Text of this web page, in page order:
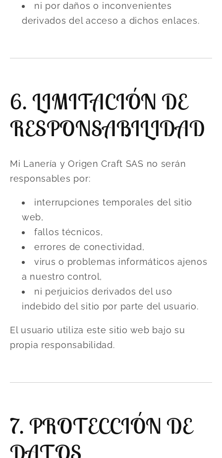
ni por daños o inconvenientes
derivados del acceso a dichos enlaces.
6. LIMITACIÓN DE
RESPONSABILIDAD
Mi Lanería y Origen Craft SAS no serán
responsables por:
interrupciones temporales del sitio
web,
fallos técnicos,
errores de conectividad,
virus o problemas informáticos ajenos
a nuestro control,
ni perjuicios derivados del uso
indebido del sitio por parte del usuario.
El usuario utiliza este sitio web bajo su
propia responsabilidad.
7. PROTECCIÓN DE
DATOS